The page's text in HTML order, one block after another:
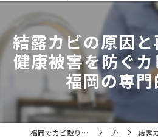
結露カビの原因
健康被害を防ぐ
福岡の専
福岡でカビ取りならカビバスターズ福岡 ブログ 結露カビの原